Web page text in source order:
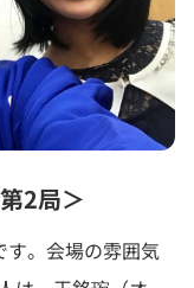
2局＞
す。会場の雰囲気